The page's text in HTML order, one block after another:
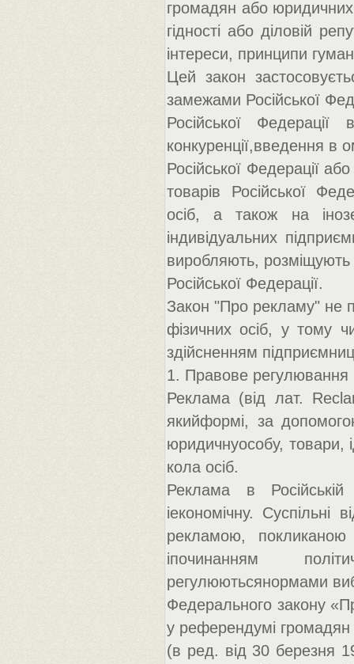
громадян або
гідності або діловій
інтереси, принципи
Цей закон
замежами Російської
Російської
конкуренції,введення в
Російської Федерації
товарів Російської
осіб, а також на
індивідуальних
виробляють, розміщують
Російської Федерації.
Закон "Про рекламу" не
фізичних осіб, у тому
здійсненням
1. Правове регулювання
Реклама (від лат.
якийформі, за
юридичнуособу, товари,
кола осіб.
Реклама в
іекономічну. Суспільні
рекламою,
іпочинанням
регулюютьсянормами
Федерального закону
у референдумі громадян
(в ред. від 30 березня